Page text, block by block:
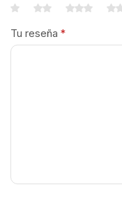
Tu reseña *